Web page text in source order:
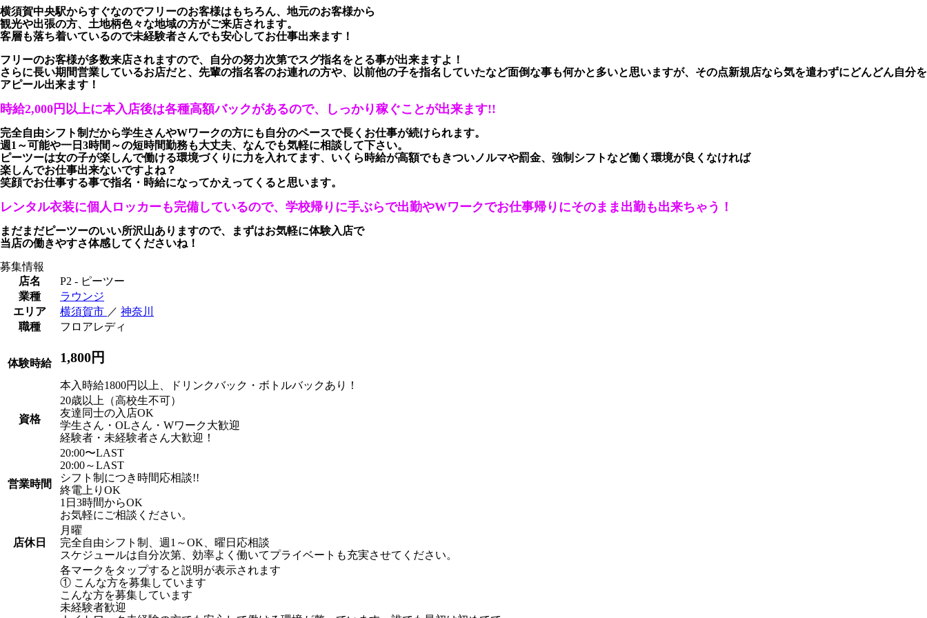
横須賀中央駅からすぐなのでフリーのお客様はもちろん、地元のお客様から
観光や出張の方、土地柄色々な地域の方がご来店されます。
客層も落ち着いているので未経験者さんでも安心してお仕事出来ます！
フリーのお客様が多数来店されますので、自分の努力次第でスグ指名をとる事が出来ますよ！
さらに長い期間営業しているお店だと、先輩の指名客のお連れの方や、以前他の子を指名していたなど面倒な事も何かと多いと思いますが、その点新規店なら気を遣わずにどんどん自分を
アピール出来ます！
時給2,000円以上に本入店後は各種高額バックがあるので、しっかり稼ぐことが出来ます!!
完全自由シフト制だから学生さんやWワークの方にも自分のペースで長くお仕事が続けられます。
週1～可能や一日3時間～の短時間勤務も大丈夫、なんでも気軽に相談して下さい。
ピーツーは女の子が楽しんで働ける環境づくりに力を入れてます、いくら時給が高額でもきついノルマや罰金、強制シフトなど働く環境が良くなければ
楽しんでお仕事出来ないですよね？
笑顔でお仕事する事で指名・時給になってかえってくると思います。
レンタル衣装に個人ロッカーも完備しているので、学校帰りに手ぶらで出勤やWワークでお仕事帰りにそのまま出勤も出来ちゃう！
まだまだピーツーのいい所沢山ありますので、まずはお気軽に体験入店で
当店の働きやすさ体感してくださいね！
募集情報
店名
P2 - ピーツー
業種
ラウンジ
エリア
横須賀市 ／ 神奈川
職種
フロアレディ
体験時給 1,800円
本入時給1800円以上、ドリンクバック・ボトルバックあり！
資格
20歳以上（高校生不可）
友達同士の入店OK
学生さん・OLさん・Wワーク大歓迎
経験者・未経験者さん大歓迎！
営業時間
20:00〜LAST
20:00～LAST
シフト制につき時間応相談!!
終電上りOK
1日3時間からOK
お気軽にご相談ください。
店休日
月曜
完全自由シフト制、週1～OK、曜日応相談
スケジュールは自分次第、効率よく働いてプライベートも充実させてください。
各マークをタップすると説明が表示されます
① こんな方を募集しています
こんな方を募集しています
未経験者歓迎